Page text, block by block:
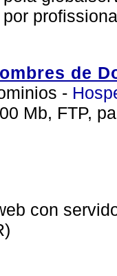
de
-
Mb, FTP,
con